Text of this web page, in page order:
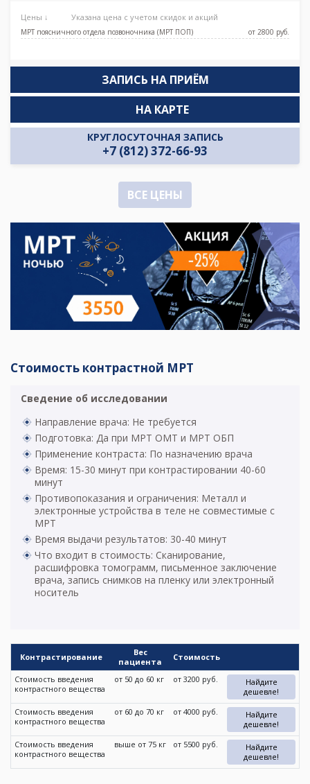
Цены ↓ Указана цена с учетом скидок и акций
МРТ поясничного отдела позвоночника (МРТ ПОП) от 2800 pуб.
ЗАПИСЬ НА ПРИЁМ
КРУГЛОСУТОЧНАЯ ЗАПИСЬ
+7 (812) 372-66-93
НА КАРТЕ
ВСЕ ЦЕНЫ
Стоимость контрастной МРТ
Сведение об исследовании
Направление врача: Не требуется
Подготовка: Да при МРТ ОМТ и МРТ ОБП
Применение контраста: По назначению врача
Время: 15-30 минут при контрастировании 40-60
минут
Противопоказания и ограничения: Металл и
электронные устройства в теле не совместимые с
МРТ
Время выдачи результатов: 30-40 минут
Что входит в стоимость: Сканирование,
расшифровка томограмм, письменное заключение
врача, запись снимков на пленку или электронный
носитель
Контрастирование
Вес
пациента
Стоимость
Стоимость введения
контрастного вещества
от 50 до 60 кг от 3200 руб.
Найдите
дешевле!
Стоимость введения
контрастного вещества
от 60 до 70 кг от 4000 руб.
Найдите
дешевле!
Стоимость введения
контрастного вещества
выше от 75 кг от 5500 руб.
Найдите
дешевле!